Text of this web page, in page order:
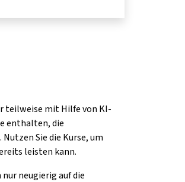
teilweise mit Hilfe von KI-
enthalten, die
Sie die Kurse, um
leisten kann.
neugierig auf die